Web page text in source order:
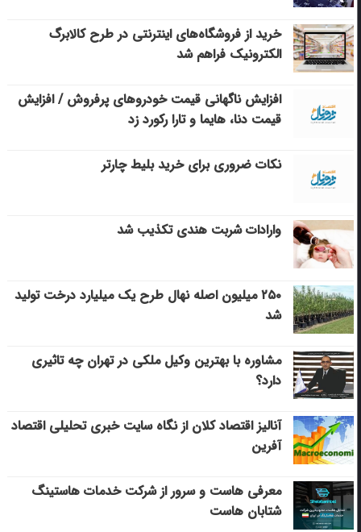
خرید از فروشگاه‌های اینترنتی در طرح کالابرگ
الکترونیک فراهم شد
افزایش ناگهانی قیمت خودروهای پرفروش / افزایش
قیمت دنا، هایما و تارا رکورد زد
نکات ضروری برای خرید بلیط چارتر
وارادات شربت هندی تکذیب شد
۲۵۰ میلیون اصله نهال طرح یک میلیارد درخت تولید
شد
مشاوره با بهترین وکیل ملکی در تهران چه تاثیری
دارد؟
آنالیز اقتصاد کلان از نگاه سایت خبری تحلیلی اقتصاد
آفرین
معرفی هاست و سرور از شرکت خدمات هاستینگ
شتابان هاست